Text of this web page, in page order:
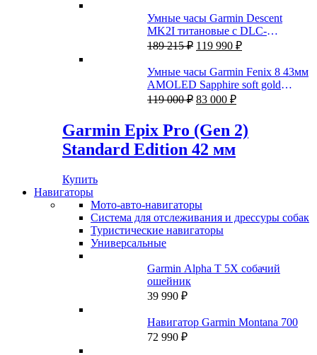
составляла
52
292 ₽.
33
990 ₽.
Умные часы Garmin Descent
MK2I титановые с DLC-
покрытием и черным ремешком
189 215₽ Первоначальная
составляла
189
215 ₽.
119 990 ₽Текущая
119
990 ₽.
Умные часы Garmin Fenix 8 43мм
AMOLED Sapphire soft gold
stainless steel с кожаным и
119 000₽ Первоначальная
составляла
119
000 ₽.
83 000 ₽Текущая
83
000 ₽.
Garmin Epix Pro (Gen 2)
Standard Edition 42 мм
Купить
Навигаторы
Мото-авто-навигаторы
Система для отслеживания и дрессуры собак
Туристические навигаторы
Универсальные
Garmin Alpha T 5X собачий
ошейник
39 990 ₽
Навигатор Garmin Montana 700
72 990 ₽